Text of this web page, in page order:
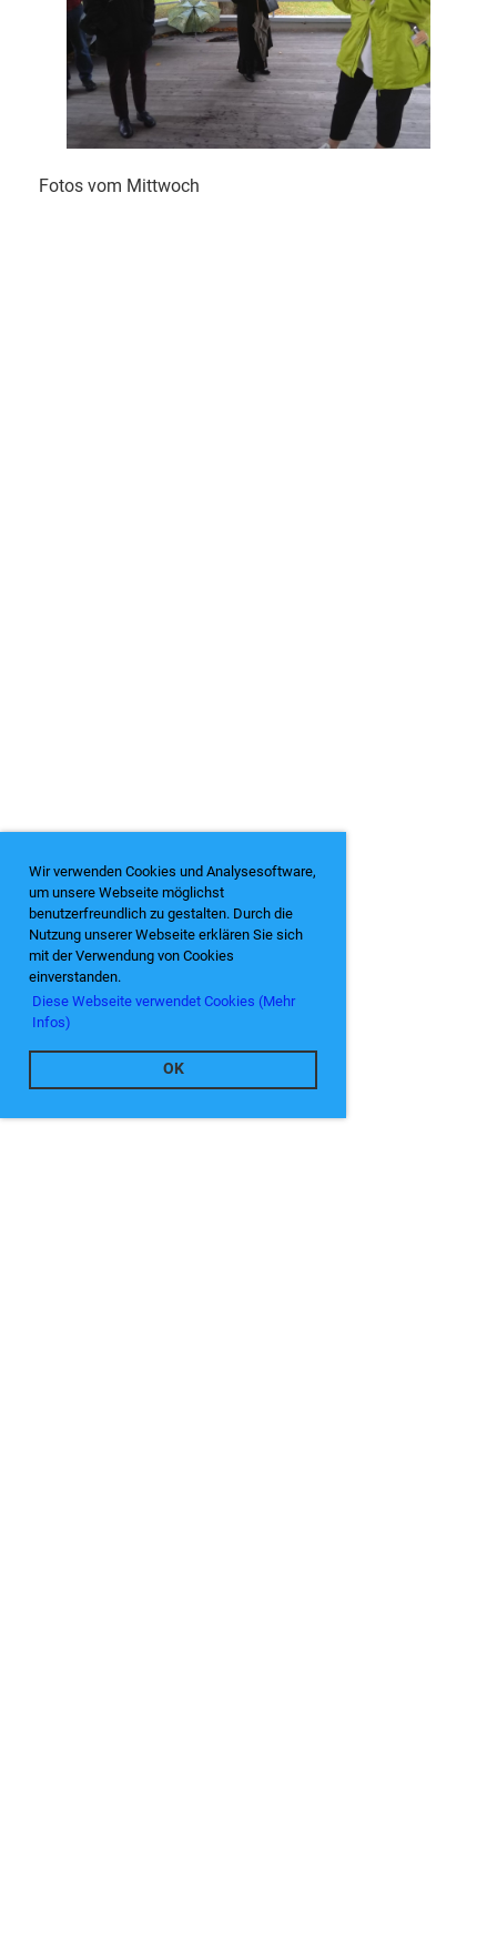
Wir verwenden Cookies und Analysesoftware,
um unsere Webseite möglichst
benutzerfreundlich zu gestalten. Durch die
Nutzung unserer Webseite erklären Sie sich
mit der Verwendung von Cookies
einverstanden.
Diese Webseite verwendet Cookies (Mehr
Infos)
OK
Fotos vom Mittwoch